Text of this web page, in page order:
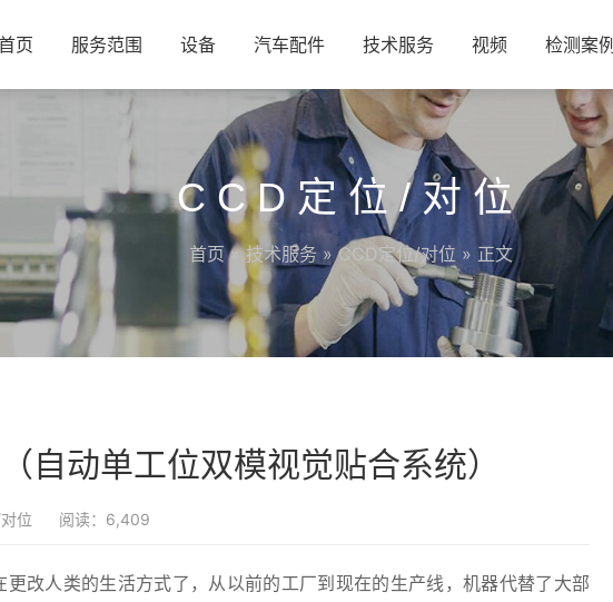
页 服务范围 设备 汽车配件 技术服务 视频 检测案例
CCD定位/对位
首页 »技术服务 »CCD定位/对位 » 正文
自动单工位双模视觉贴合系统）
位 阅读：6,409
改人类的生活方式了，从以前的工厂到现在的生产线，机器代替了大部